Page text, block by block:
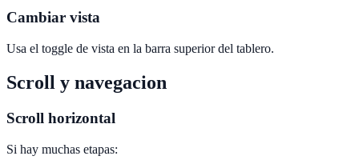
Cambiar vista
Usa el toggle de vista en la barra superior del tablero.
Scroll y navegacion
Scroll horizontal
Si hay muchas etapas: